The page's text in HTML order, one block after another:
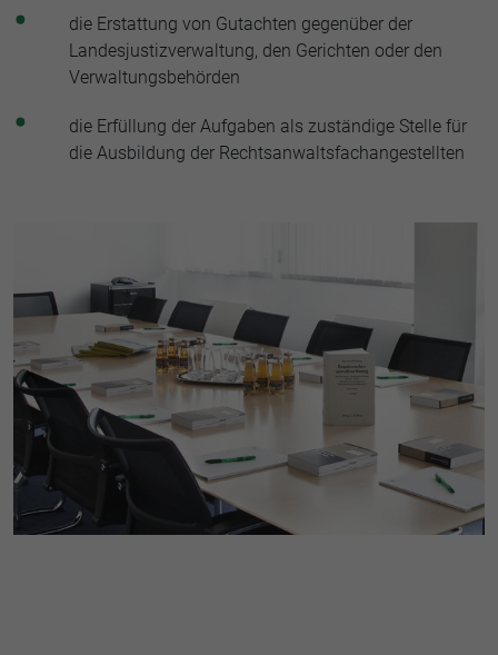
die Erstattung von Gutachten gegenüber der
Landesjustizverwaltung, den Gerichten oder den
Verwaltungsbehörden
die Erfüllung der Aufgaben als zuständige Stelle für
die Ausbildung der Rechtsanwaltsfachangestellten